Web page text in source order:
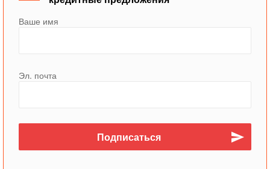
Ваше имя
Эл. почта